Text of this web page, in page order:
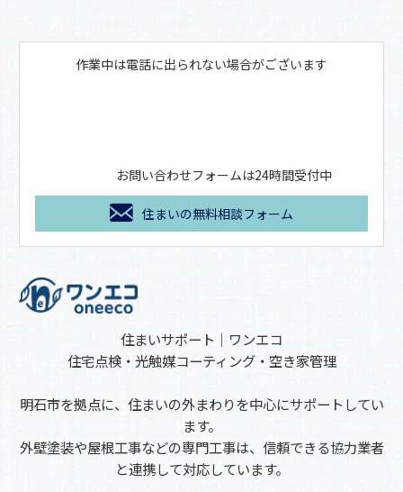
作業中は電話に出られない場合がございます
お問い合わせフォームは24時間受付中
住まいの無料相談フォーム
住まいサポート｜ワンエコ
住宅点検・光触媒コーティング・空き家管理
明石市を拠点に、住まいの外まわりを中心にサポートしてい
ます。
外壁塗装や屋根工事などの専門工事は、信頼できる協力業者
と連携して対応しています。